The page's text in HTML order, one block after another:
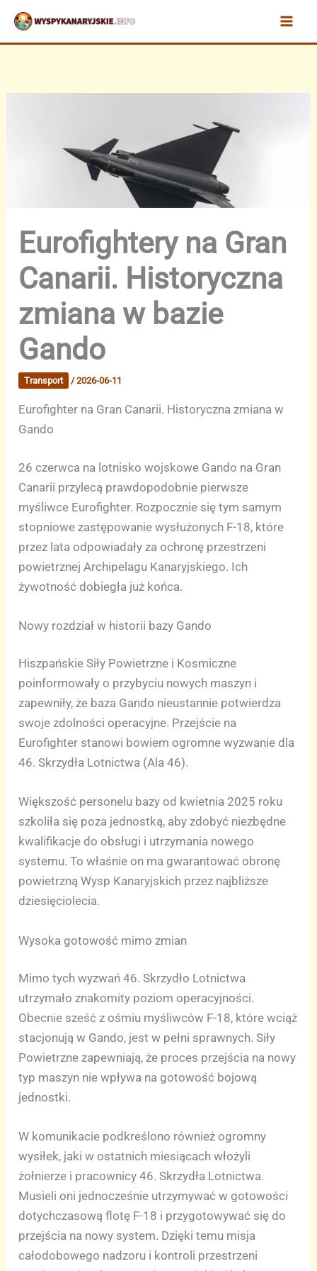
Przejdź
treści
Eurofightery na Gran
Canarii. Historyczna
zmiana w bazie
Gando
Transport /2026-06-11
Eurofighter na Gran Canarii. Historyczna zmiana w
Gando
26 czerwca na lotnisko wojskowe Gando na Gran
Canarii przylecą prawdopodobnie pierwsze
myśliwce Eurofighter. Rozpocznie się tym samym
stopniowe zastępowanie wysłużonych F-18, które
przez lata odpowiadały za ochronę przestrzeni
powietrznej Archipelagu Kanaryjskiego. Ich
żywotność dobiegła już końca.
Nowy rozdział w historii bazy Gando
Hiszpańskie Siły Powietrzne i Kosmiczne
poinformowały o przybyciu nowych maszyn i
zapewniły, że baza Gando nieustannie potwierdza
swoje zdolności operacyjne. Przejście na
Eurofighter stanowi bowiem ogromne wyzwanie dla
46. Skrzydła Lotnictwa (Ala 46).
Większość personelu bazy od kwietnia 2025 roku
szkoliła się poza jednostką, aby zdobyć niezbędne
kwalifikacje do obsługi i utrzymania nowego
systemu. To właśnie on ma gwarantować obronę
powietrzną Wysp Kanaryjskich przez najbliższe
dziesięciolecia.
Wysoka gotowość mimo zmian
Mimo tych wyzwań 46. Skrzydło Lotnictwa
utrzymało znakomity poziom operacyjności.
Obecnie sześć z ośmiu myśliwców F-18, które wciąż
stacjonują w Gando, jest w pełni sprawnych. Siły
Powietrzne zapewniają, że proces przejścia na nowy
typ maszyn nie wpływa na gotowość bojową
jednostki.
W komunikacie podkreślono również ogromny
wysiłek, jaki w ostatnich miesiącach włożyli
żołnierze i pracownicy 46. Skrzydła Lotnictwa.
Musieli oni jednocześnie utrzymywać w gotowości
dotychczasową flotę F-18 i przygotowywać się do
przejścia na nowy system. Dzięki temu misja
całodobowego nadzoru i kontroli przestrzeni